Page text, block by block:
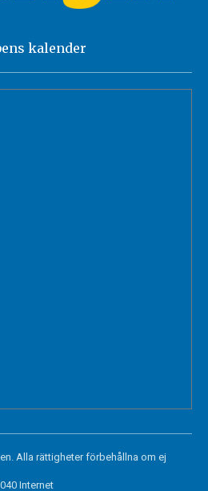
kalender
Alla rättigheter förbehållna om ej
Internet